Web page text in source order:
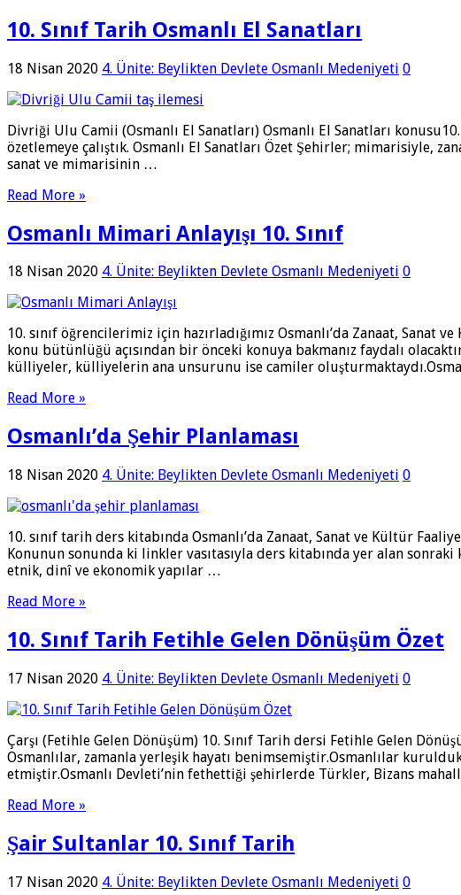
10. Sınıf Tarih Osmanlı El Sanatları
18 Nisan 2020 4. Ünite: Beylikten Devlete Osmanlı Medeniyeti 0
Divriği Ulu Camii (Osmanlı El Sanatları) Osmanlı El Sanatları
özetlemeye çalıştık. Osmanlı El Sanatları Özet Şehirler; mimarisiyle,
sanat ve mimarisinin …
Read More »
Osmanlı Mimari Anlayışı 10. Sınıf
18 Nisan 2020 4. Ünite: Beylikten Devlete Osmanlı Medeniyeti 0
10. sınıf öğrencilerimiz için hazırladığımız Osmanlı’da Zanaat,
konu bütünlüğü açısından bir önceki konuya bakmanız faydalı
külliyeler, külliyelerin ana unsurunu ise camiler
Read More »
Osmanlı’da Şehir Planlaması
18 Nisan 2020 4. Ünite: Beylikten Devlete Osmanlı Medeniyeti 0
10. sınıf tarih ders kitabında Osmanlı’da Zanaat, Sanat ve Kültür
Konunun sonunda ki linkler vasıtasıyla ders kitabında yer alan
etnik, dinî ve ekonomik yapılar …
Read More »
10. Sınıf Tarih Fetihle Gelen Dönüşüm Özet
17 Nisan 2020 4. Ünite: Beylikten Devlete Osmanlı Medeniyeti 0
Çarşı (Fetihle Gelen Dönüşüm) 10. Sınıf Tarih dersi Fetihle Gelen
Osmanlılar, zamanla yerleşik hayatı benimsemiştir.Osmanlılar
etmiştir.Osmanlı Devleti’nin fethettiği şehirlerde Türkler, Bizans
Read More »
Şair Sultanlar 10. Sınıf Tarih
17 Nisan 2020 4. Ünite: Beylikten Devlete Osmanlı Medeniyeti 0